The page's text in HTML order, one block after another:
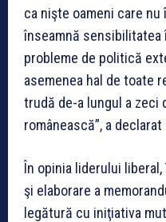
ca nişte oameni care
înseamnă sensibilitatea
probleme de politică
asemenea hal de toate
trudă de-a lungul a zeci
românească”, a declarat
În opinia liderului
şi elaborare a
legătură cu iniţiativa